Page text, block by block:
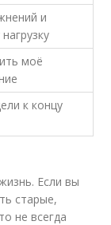
и
моё
к концу
Если вы
старые,
не всегда